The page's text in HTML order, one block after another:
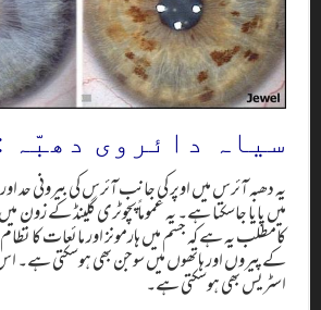
سیاہ دائروی دھبّہ
یہ دھبہ آئرس میں اوپر کی جانب آئرس کی بیرونی حد
میں پایا جاسکتا ہے۔ یہ عموماًپچوٹری گلینڈ کے زون
کامطلب یہ ہے کہ جسم میں ہارمونز اور مائعات
کے پیروں اور ہاتھوں میں سوجن بھی ہوسکتی ہے۔
اسٹریس بھی ہوسکتی ہے۔